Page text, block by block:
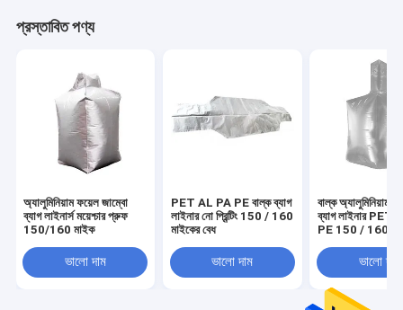
প্রস্তাবিত পণ্য
অ্যালুমিনিয়াম ফয়েল জাম্বো
ব্যাগ লাইনার্স ময়েশ্চার প্রুফ
150/160 মাইক
ভালো দাম
PET AL PA PE বাল্ক ব্যাগ
লাইনার নো প্রিন্টিং 150 / 160
মাইকের বেধ
ভালো দাম
বাল্ক অ্যালুমিনিয়াম
ব্যাগ লাইনার PET
PE 150 / 160
ভালো দাম